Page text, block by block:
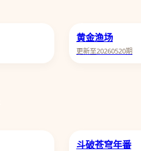
黄金渔场
更新至20260520期
斗破苍穹年番